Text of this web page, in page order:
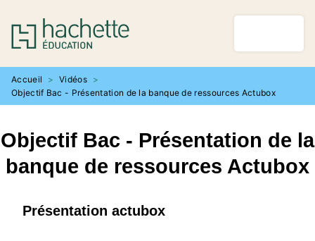
MENU RECHERCHE
PIED DE PAGE
Accueil > Vidéos
>
Objectif Bac - Présentation de la banque de ressources Actubox
Objectif Bac - Présentation de la
banque de ressources Actubox
Présentation actubox